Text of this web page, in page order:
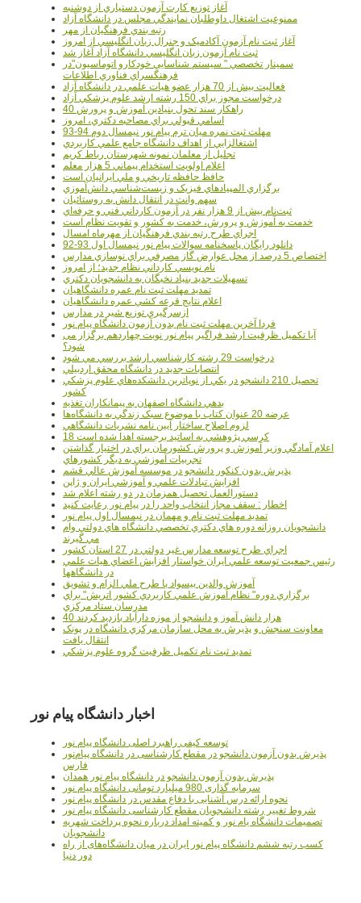
آغاز توزيع کارت آزمون دستياري از دوشنبه
ممنوعيت اشتغال داوطلبان نمايندگي مجلس در دانشگاه آزاد
رتبه بندي فرهنگيان از مهر
آغاز ثبت نام آزمون آکادميک و جنرال زبان انگليسي از امروز
ثبت نام آزمون زبان انگليسي دانشگاه آزاد آغاز شد
سمينار تخصصي " سيستم شناسايي خودکارو اتوماسيون"در
فرهنگسراي فناوري اطلاعات
فعاليت بيش از 70 هزار عضو هيات علمي در دانشگاه آزاد
درخواست مجوز براي 150 رشته ارشد علوم پزشکي آزاد
40 راهکار سند تحول بنيادين آموزش و پرورش
اسامي قبولي براي مصاحبه دکتري، امروز
مهلت ثبت نمره میان ترم پیام نور نیمسال دوم 94-93
اشتغالزايي از اهداف دانشگاه جامع علمي کاربردي
تجليل از معلمان نمونه شهرستان رباط کريم
اعلام اولويت استخدام پيماني 5 هزار معلم
حافظ حافظه تاريخي و ملي ايرانيان است
برگزاري المپيادهاي فيزيک و زيست‌شناسي دانش‌آموزي
سهم وانت در انتقال دانش به روستائيان
ثبت‌نام بيش از 9 هزار نفر در آزمون کارداني فني و حرفه‌اي
خدمت به آموزش و پرورش، خدمت به کشور و تقويت نظام است
اجراي طرح رتبه بندي فرهنگيان از مهرماه امسال
دانلود رایگان پاسخنامه سوالات پیام نور نیمسال اول 93-92
اختصاص 5 درصد از محل عوارض گاز مصرفي براي نوسازي مدارس
نام نويسي کارداني نظام جديد؛ از امروز
تسهيلات جديد بنياد نخبگان به دانشجويان دکتري
تمديد مهلت ثبت نام عمره دانشگاهيان
اعلام نتايج قرعه کشي عمره دانشگاهيان
ازسرگيري توزيع شير در مدارس
فردا آخرین مهلت ثبت نام بدون آزمون دانشگاه پیام نور
آیا تکمیل ظرفیت ارشد فراگیر پیام نور نوبت چهاردهم برگزار می
شود؟
درخواست 29 رشته کارشناسي ارشد بررسي مي شود
انتصابات جديد در دانشگاه محقق اردبيلي
تحصيل 210 دانشجو در يکي از نوپاترين دانشکده‌هاي علوم پزشکي
کشور
بدهي دانشگاه اصفهان به پيمانکاران تغذيه
عرضه 20 عنوان کتاب با موضوع سبک زندگي به دانشگاه‌ها
لزوم اصلاح ساختار آيين نامه نشريات دانشگاهي
18 کرسي پژوهشي به اساتيد برجسته اهدا شده است
اعلام آمادگي وزير آموزش و پرورش کشورمان براي در اختيار گذاشتن
تجربيات آموزشي به ديگر کشورهاي
پذيرش بدون کنکور دانشجو در موسسه آموزش عالي قشم
افزايش تبادلات علمي و آموزشي ايران و ژاپن
دستورالعمل تحصیل همزمان در دو رشته اعلام شد
اخطار : سقف مجاز انتخاب واحد را در پیام نور رعایت کنید
تمدید مهلت ثبت نام و مهمان در نیمسال اول پیام نور
دانشجويان روزانه دوره هاي دكتري تخصصي دانشگاه هاي دولتي وام
مي گيرند
اجراي طرح توسعه مدارس غير دولتي در 27 استان کشور
رئيس جمعيت توسعه علمي ايران خواستار افزايش اعضاي هيات علمي
در دانشگاهها
آموزش والدين بيسواد با طرح ملي الزام و تشويق
برگزاري دوره" نظام آموزش علمي كاربردي كشور اتريش" براي
مدرسان ستاد مرکزي
40 هزار دانش آموز و دانشجو از موزه دارآباد بازديد کردند
معاونت سنجش و پذيرش به محل سازمان مرکزي دانشگاه در پونک
انتقال يافت
تمديد ثبت نام تکميل ظرفيت گروه علوم پزشکي
اخبار دانشگاه پیام نور
توسعه کیفی راهبرد اصلی دانشگاه پیام نور
پذیرش بدون آزمون دانشجو در مقطع کارشناسی در دانشگاه پیام‌نور
فارس
پذیرش بدون آزمون دانشجو در دانشگاه پیام نور همدان
سرمایه گذاری 980 میلیارد تومانی دانشگاه پیام نور
نحوه ارائه درس آشنایی با دفاع مقدس در دانشگاه پیام نور
شروط تغییر رشته دانشجویان مقطع کارشناسی دانشگاه پیام نور
تصمیمات دانشگاه یام نور و کمیته امداد درباره نحوه پرداخت شهریه
دانشجویان
کسب رتبه ششم دانشگاه پیام نور ایران در میان دانشگاه‌های از راه
دور دنیا